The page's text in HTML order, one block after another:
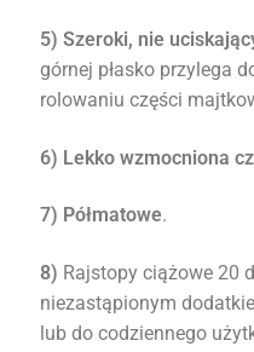
5) Szeroki, nie
górnej płasko przylega
rolowaniu części
6) Lekko wzmocniona
7) Półmatowe.
8) Rajstopy ciążowe 20
niezastąpionym
lub do codziennego